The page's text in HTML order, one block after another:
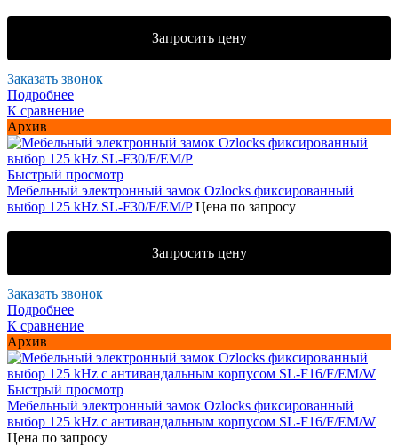
Запросить цену
Заказать звонок
Подробнее
К сравнение
Архив
Быстрый просмотр
Мебельный электронный замок Ozlocks фиксированный
выбор 125 kHz SL-F30/F/EM/P Цена по запросу
Запросить цену
Заказать звонок
Подробнее
К сравнение
Архив
Быстрый просмотр
Мебельный электронный замок Ozlocks фиксированный
выбор 125 kHz с антивандальным корпусом SL-F16/F/EM/W
Цена по запросу